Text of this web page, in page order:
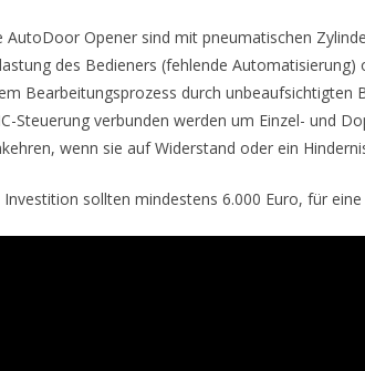
AutoDoor Opener sind mit pneumatischen
des Bedieners (fehlende
Bearbeitungsprozess durch
Steuerung verbunden werden um Einzel- und
wenn sie auf Widerstand oder ein
Investition sollten mindestens 6.000 Euro, für